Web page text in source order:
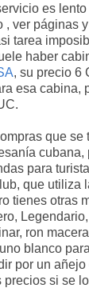
es
, ver páginas
tarea
haber
, su precio 6
esa cabina,
que se
cubana,
para
que utiliza
tienes otras
ron
blanco
por un
si se